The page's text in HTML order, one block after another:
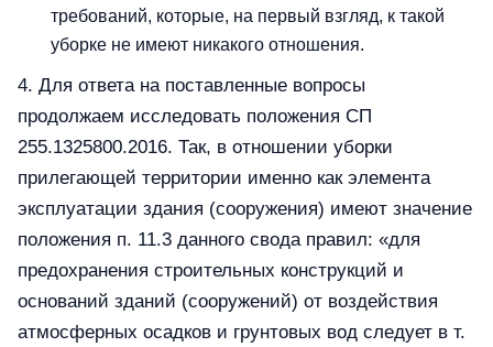
требований, которые, на первый взгляд, к такой
уборке не имеют никакого отношения.
4. Для ответа на поставленные вопросы
продолжаем исследовать положения СП
255.1325800.2016. Так, в отношении уборки
прилегающей территории именно как элемента
эксплуатации здания (сооружения) имеют значение
положения п. 11.3 данного свода правил: «для
предохранения строительных конструкций и
оснований зданий (сооружений) от воздействия
атмосферных осадков и грунтовых вод следует в т.